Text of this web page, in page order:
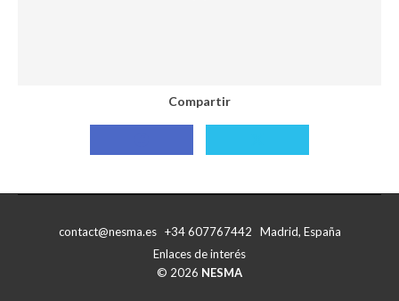
Compartir
Compartir
Compartir
contact@nesma.es +34 607767442 Madrid, España
Enlaces de interés
© 2026 NESMA